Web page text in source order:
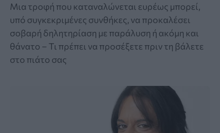
Μια τροφή που καταναλώνεται ευρέως μπορεί,
υπό συγκεκριμένες συνθήκες, να προκαλέσει
σοβαρή δηλητηρίαση με παράλυση ή ακόμη και
θάνατο – Τι πρέπει να προσέξετε πριν τη βάλετε
στο πιάτο σας